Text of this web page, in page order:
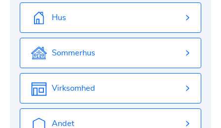
Hus
Sommerhus
Virksomhed
Andet